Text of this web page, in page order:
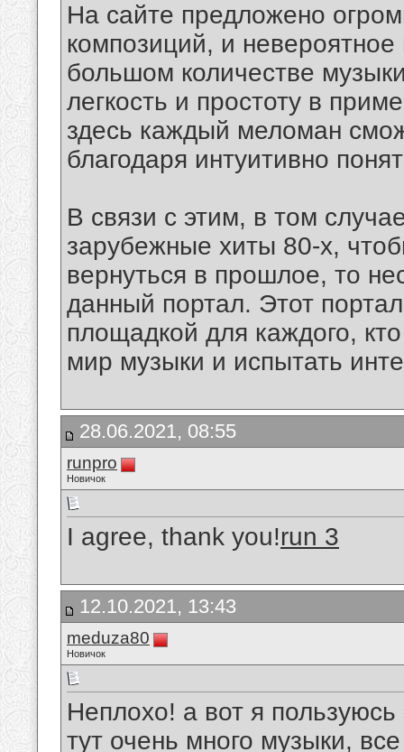
На сайте предложено
композиций, и
большом количестве
легкость и простоту в
здесь каждый меломан
благодаря интуитивно
В связи с этим, в том
зарубежные хиты 80-х,
вернуться в прошлое, то
данный портал. Этот
площадкой для каждого,
мир музыки и испытать
28.06.2021, 08:55
runpro
Новичок
I agree, thank you!run 3
12.10.2021, 13:43
meduza80
Новичок
Неплохо! а вот я
тут очень много музыки,